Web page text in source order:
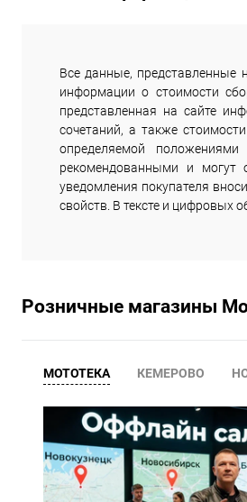
Все данные, представленные
информации о стоимости
представленная на сайте
сочетаний, а также
определяемой
рекомендованными и могут
уведомления покупателя
свойств. В тексте и цифровых
Розничные магазины
МОТОТЕКА КЕМЕРОВО